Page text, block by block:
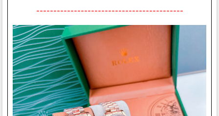
-------------------------------------------